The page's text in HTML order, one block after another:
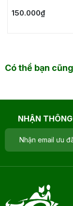
150.000₫
Có thể bạn
NHẬN